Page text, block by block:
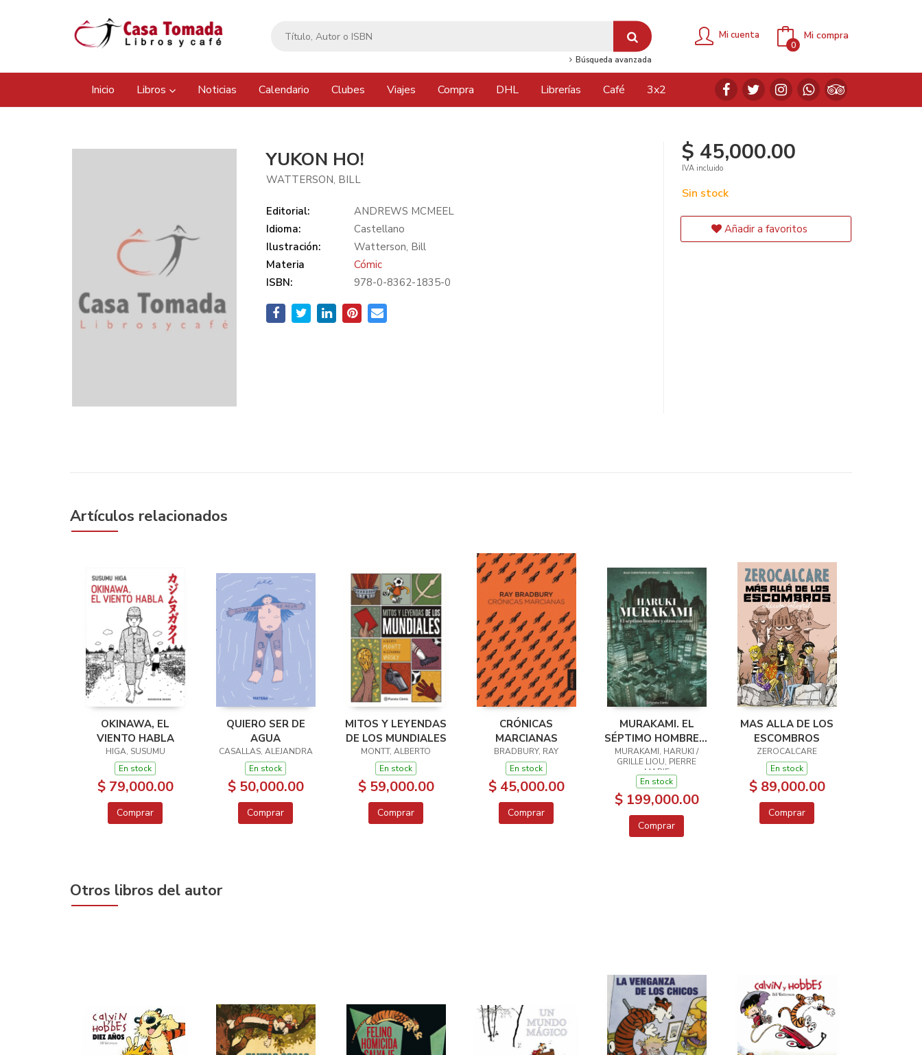
Búsqueda avanzada
Mi cuenta Mi compra
0
Inicio Libros Noticias Calendario Clubes Viajes Compra DHL Librerías Café 3x2
YUKON HO!
WATTERSON, BILL
Editorial:
ANDREWS MCMEEL
Idioma:
Castellano
Ilustración:
Watterson, Bill
Materia
Cómic
ISBN:
978-0-8362-1835-0
$ 45,000.00
IVA incluido
Sin stock
Añadir a favoritos
Artículos relacionados
OKINAWA, EL
VIENTO HABLA
HIGA, SUSUMU
En stock
$ 79,000.00
Comprar
QUIERO SER DE
AGUA
CASALLAS, ALEJANDRA
En stock
$ 50,000.00
Comprar
MITOS Y LEYENDAS
DE LOS MUNDIALES
MONTT, ALBERTO
En stock
$ 59,000.00
Comprar
CRÓNICAS
MARCIANAS
BRADBURY, RAY
En stock
$ 45,000.00
Comprar
MURAKAMI. EL
SÉPTIMO HOMBRE Y
OTROS CUENTOS
MURAKAMI, HARUKI /
GRILLE LIOU, PIERRE
MARIE
En stock
$ 199,000.00
Comprar
MAS ALLA DE LOS
ESCOMBROS
ZEROCALCARE
En stock
$ 89,000.00
Comprar
Otros libros del autor